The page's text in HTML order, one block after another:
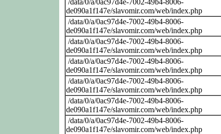
de090a1f147e/slavomir.com/web/index.php
/data/0/a/0ac97d4e-7002-49b4-8006-
de090a1f147e/slavomir.com/web/index.php
/data/0/a/0ac97d4e-7002-49b4-8006-
de090a1f147e/slavomir.com/web/index.php
/data/0/a/0ac97d4e-7002-49b4-8006-
de090a1f147e/slavomir.com/web/index.php
/data/0/a/0ac97d4e-7002-49b4-8006-
de090a1f147e/slavomir.com/web/index.php
/data/0/a/0ac97d4e-7002-49b4-8006-
de090a1f147e/slavomir.com/web/index.php
/data/0/a/0ac97d4e-7002-49b4-8006-
de090a1f147e/slavomir.com/web/index.php